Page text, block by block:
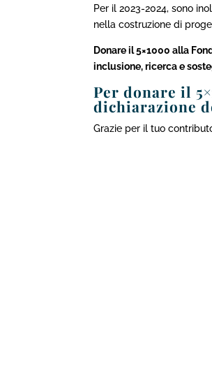
Per il 2023-2024, sono
nella costruzione di
Donare il5×1000alla
inclusione, ricerca e
Per donare il
dichiarazione
Grazie per iltuo